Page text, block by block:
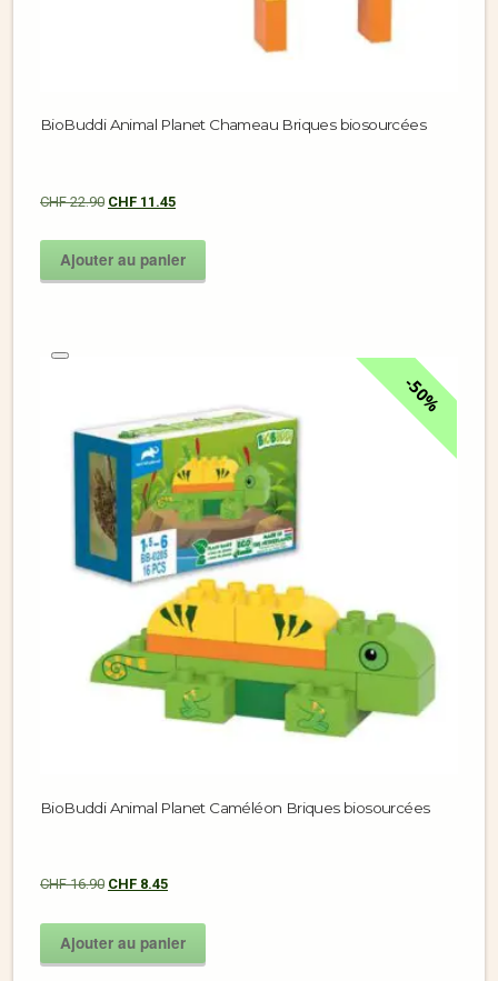
BioBuddi Animal Planet Chameau Briques biosourcées
CHF22.90 CHF 11.45
Ajouter au panier
50%
BioBuddi Animal Planet Caméléon Briques biosourcées
CHF16.90 CHF 8.45
Ajouter au panier